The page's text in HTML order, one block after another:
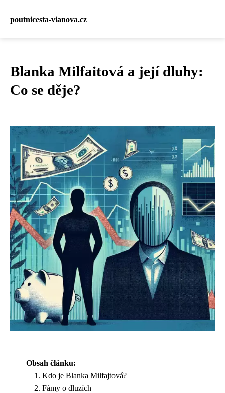
poutnicesta-vianova.cz
Blanka Milfaitová a její dluhy:
Co se děje?
Obsah článku:
Kdo je Blanka Milfajtová?
Fámy o dluzích